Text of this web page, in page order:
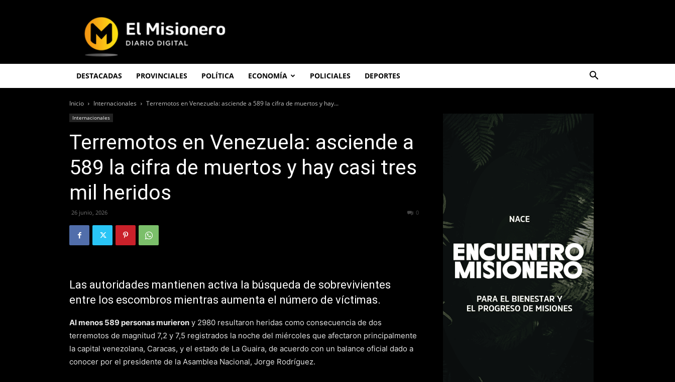
Misionero
DESTACADAS PROVINCIALES POLÍTICA ECONOMÍA POLICIALES DEPORTES
Inicio Internacionales Terremotos en Venezuela: asciende a 589 la cifra de muertos y hay...
Internacionales
Terremotos en Venezuela: asciende a
589 la cifra de muertos y hay casi tres
mil heridos
26 junio, 2026 0
Las autoridades mantienen activa la búsqueda de sobrevivientes
entre los escombros mientras aumenta el número de víctimas.
Al menos 589 personas murieron y 2980 resultaron heridas como consecuencia de dos
terremotos de magnitud 7,2 y 7,5 registrados la noche del miércoles que afectaron principalmente
la capital venezolana, Caracas, y el estado de La Guaira, de acuerdo con un balance oficial dado a
conocer por el presidente de la Asamblea Nacional, Jorge Rodríguez.